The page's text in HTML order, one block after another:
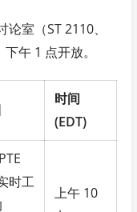
室（ST 2110、
午 1 点开放。
时间
(EDT)
时工
上午 10